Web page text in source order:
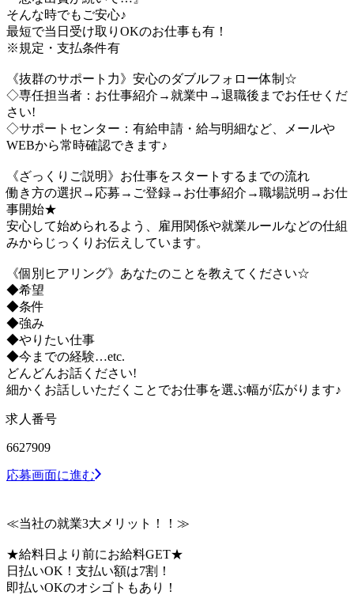
そんな時でもご安心♪
最短で当日受け取りOKのお仕事も有！
※規定・支払条件有
《抜群のサポート力》安心のダブルフォロー体制☆
◇専任担当者：お仕事紹介→就業中→退職後までお任せくだ
さい!
◇サポートセンター：有給申請・給与明細など、メールや
WEBから常時確認できます♪
《ざっくりご説明》お仕事をスタートするまでの流れ
働き方の選択→応募→ご登録→お仕事紹介→職場説明→お仕
事開始★
安心して始められるよう、雇用関係や就業ルールなどの仕組
みからじっくりお伝えしています。
《個別ヒアリング》あなたのことを教えてください☆
◆希望
◆条件
◆強み
◆やりたい仕事
◆今までの経験…etc.
どんどんお話ください!
細かくお話しいただくことでお仕事を選ぶ幅が広がります♪
求人番号
6627909
応募画面に進む
≪当社の就業3大メリット！！≫
★給料日より前にお給料GET★
日払いOK！支払い額は7割！
即払いOKのオシゴトもあり！